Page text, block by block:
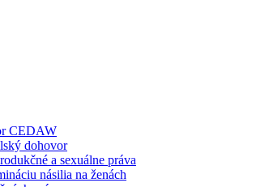
CEDAW
dohovor
a sexuálne práva
násilia na ženách